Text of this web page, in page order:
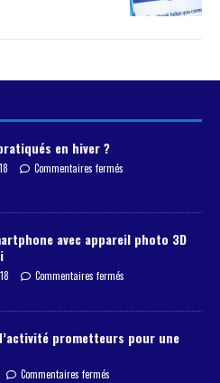
en hiver ?
Commentaires fermés
avec appareil photo 3D
Commentaires fermés
prometteurs pour une
Commentaires fermés